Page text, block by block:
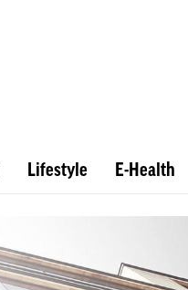
Lifestyle E-Health